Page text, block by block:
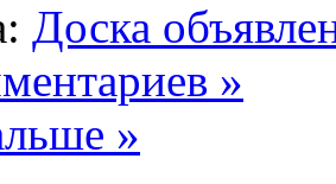
Доска
»
»